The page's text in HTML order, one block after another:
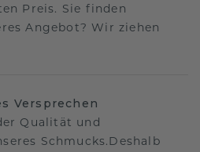
Preis. Sie finden
Angebot? Wir ziehen
Versprechen
Qualität und
Schmucks.Deshalb